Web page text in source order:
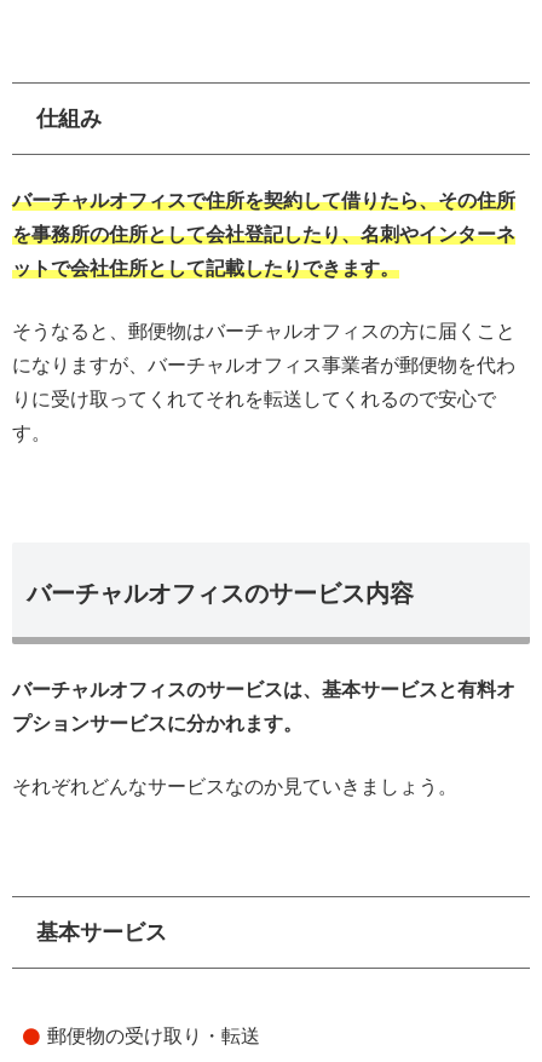
仕組み
バーチャルオフィスで住所を契約して借りたら、その住所
を事務所の住所として会社登記したり、名刺やインターネ
ットで会社住所として記載したりできます。
そうなると、郵便物はバーチャルオフィスの方に届くこと
になりますが、バーチャルオフィス事業者が郵便物を代わ
りに受け取ってくれてそれを転送してくれるので安心で
す。
バーチャルオフィスのサービス内容
バーチャルオフィスのサービスは、基本サービスと有料オ
プションサービスに分かれます。
それぞれどんなサービスなのか見ていきましょう。
基本サービス
郵便物の受け取り・転送